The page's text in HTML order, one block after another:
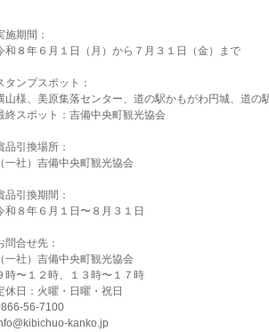
施期間：
和８年６月１日（月）から７月３１日（金）まで
タンプスポット：
山様、美原集落センター、道の駅かもがわ円城、道の
終スポット：吉備中央町観光協会
品引換場所：
一社）吉備中央町観光協会
品引換期間：
和８年６月１日〜８月３１日
問合せ先：
一社）吉備中央町観光協会
時〜１２時、１３時〜１７時
休日：火曜・日曜・祝日
56-7100
kanko.jp